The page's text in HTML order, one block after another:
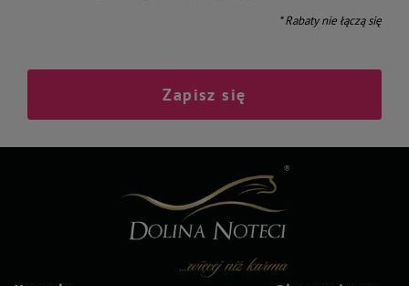
* Rabaty nie łączą się
Zapisz się